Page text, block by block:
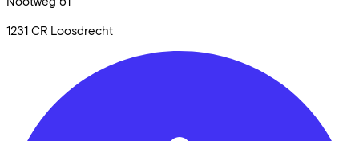
1231 CR Loosdrecht